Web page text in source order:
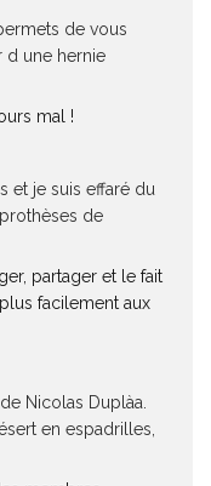
de vous
d une hernie
mal !
et je suis effaré du
de
partager et le fait
facilement aux
Nicolas Duplàa.
en espadrilles,